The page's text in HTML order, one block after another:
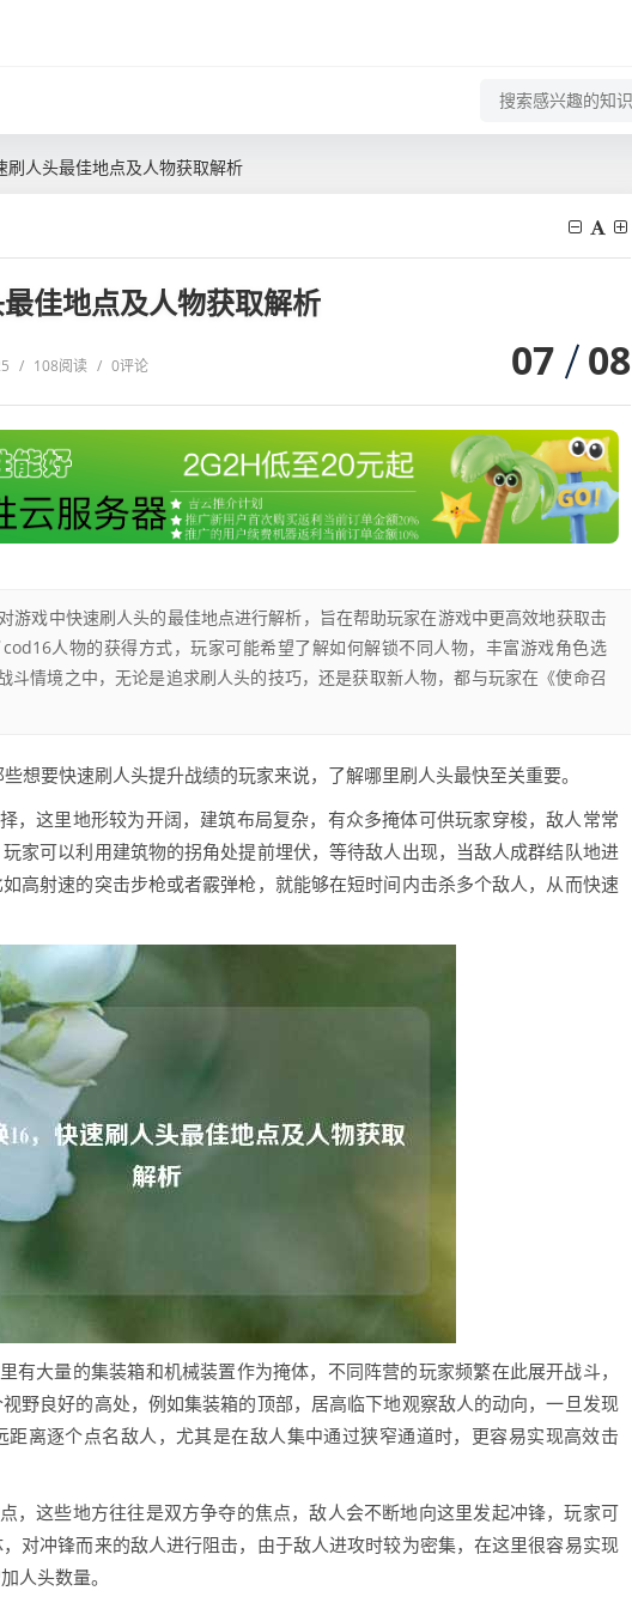
刷人头最佳地点及人物获取解析
佳地点及人物获取解析
/ 108阅读 / 0评论 07 08
游戏中快速刷人头的最佳地点进行解析，旨在帮助玩家在游戏中更高效地获取击
人物的获得方式，玩家可能希望了解如何解锁不同人物，丰富游戏角色选
斗情境之中，无论是追求刷人头的技巧，还是获取新人物，都与玩家在《使命召
想要快速刷人头提升战绩的玩家来说，了解哪里刷人头最快至关重要。
，这里地形较为开阔，建筑布局复杂，有众多掩体可供玩家穿梭，敌人常常
家可以利用建筑物的拐角处提前埋伏，等待敌人出现，当敌人成群结队地进
高射速的突击步枪或者霰弹枪，就能够在短时间内击杀多个敌人，从而快速
有大量的集装箱和机械装置作为掩体，不同阵营的玩家频繁在此展开战斗，
野良好的高处，例如集装箱的顶部，居高临下地观察敌人的动向，一旦发现
离逐个点名敌人，尤其是在敌人集中通过狭窄通道时，更容易实现高效击
，这些地方往往是双方争夺的焦点，敌人会不断地向这里发起冲锋，玩家可
对冲锋而来的敌人进行阻击，由于敌人进攻时较为密集，在这里很容易实现
人头数量。